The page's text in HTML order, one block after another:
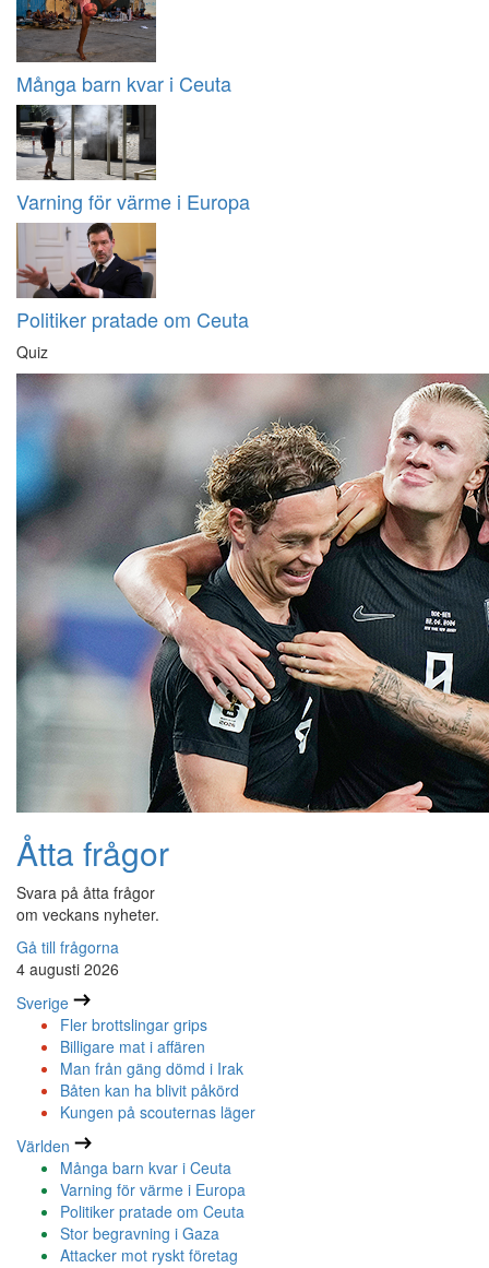
Många barn kvar i Ceuta
Varning för värme i Europa
Politiker pratade om Ceuta
Quiz
Åtta frågor
Svara på åtta frågor
om veckans nyheter.
Gå till frågorna
4 augusti 2026
Sverige
Fler brottslingar grips
Billigare mat i affären
Man från gäng dömd i Irak
Båten kan ha blivit påkörd
Kungen på scouternas läger
Världen
Många barn kvar i Ceuta
Varning för värme i Europa
Politiker pratade om Ceuta
Stor begravning i Gaza
Attacker mot ryskt företag